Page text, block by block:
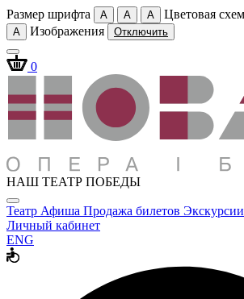
Размер шрифта A A A Цветовая
A
Изображения Отключить
0
НАШ ТЕАТР ПОБЕДЫ
Театр Афиша Продажа билетов Экскурсии
Личный кабинет
ENG